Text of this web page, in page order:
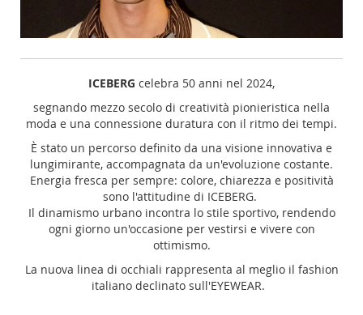
ICEBERG celebra 50 anni nel 2024,
segnando mezzo secolo di creatività pionieristica nella
moda e una connessione duratura con il ritmo dei tempi.
È stato un percorso definito da una visione innovativa e
lungimirante, accompagnata da un'evoluzione costante.
Energia fresca per sempre: colore, chiarezza e positività
sono l'attitudine di ICEBERG.
Il dinamismo urbano incontra lo stile sportivo, rendendo
ogni giorno un'occasione per vestirsi e vivere con
ottimismo.
La nuova linea di occhiali rappresenta al meglio il fashion
italiano declinato sull'EYEWEAR.